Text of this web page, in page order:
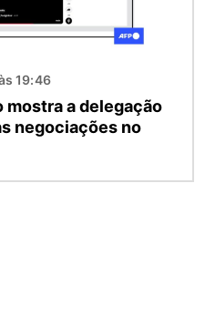
19:46
mostra a delegação
negociações no